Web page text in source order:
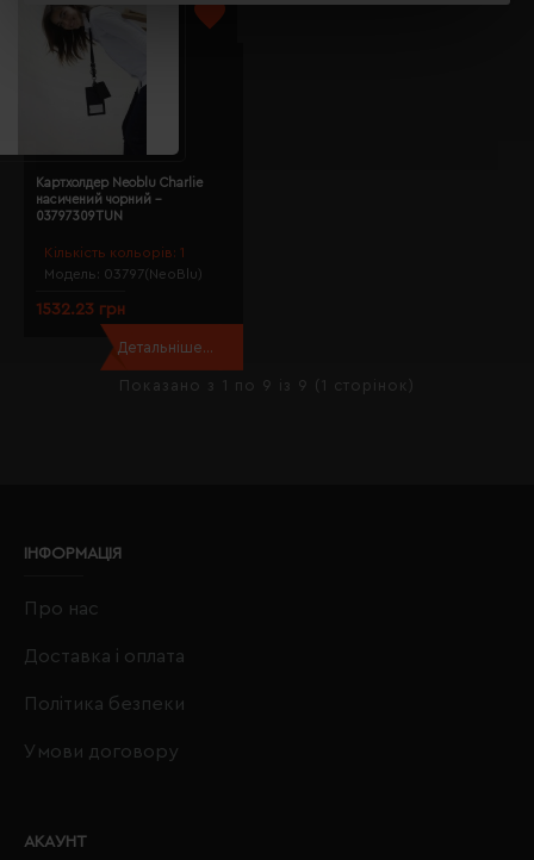
Кількість кольорів: 1
Модель: 03797(NeoBlu)
Картхолдер Neoblu Charlie
насичений чорний -
03797309TUN
1532.23 грн
Детальніше...
Показано з 1 по 9 із 9 (1 сторінок)
ІНФОРМАЦІЯ
Про нас
Доставка і оплата
Політика безпеки
Умови договору
АКАУНТ